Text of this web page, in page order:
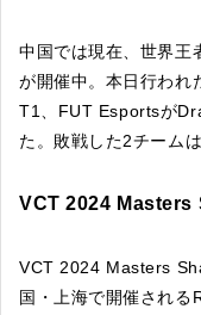
中国では現在、世界
が開催中。本日行われ
T1、FUT Esportsが
た。敗戦した2チーム
VCT 2024 Masters
VCT 2024 Masters
国・上海で開催される